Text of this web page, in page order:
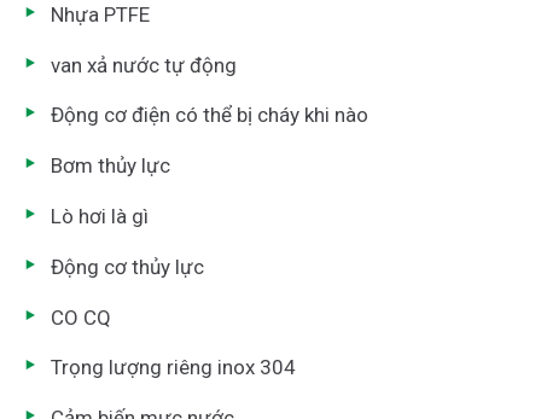
Nhựa PTFE
van xả nước tự động
Động cơ điện có thể bị cháy khi nào
Bơm thủy lực
Lò hơi là gì
Động cơ thủy lực
CO CQ
Trọng lượng riêng inox 304